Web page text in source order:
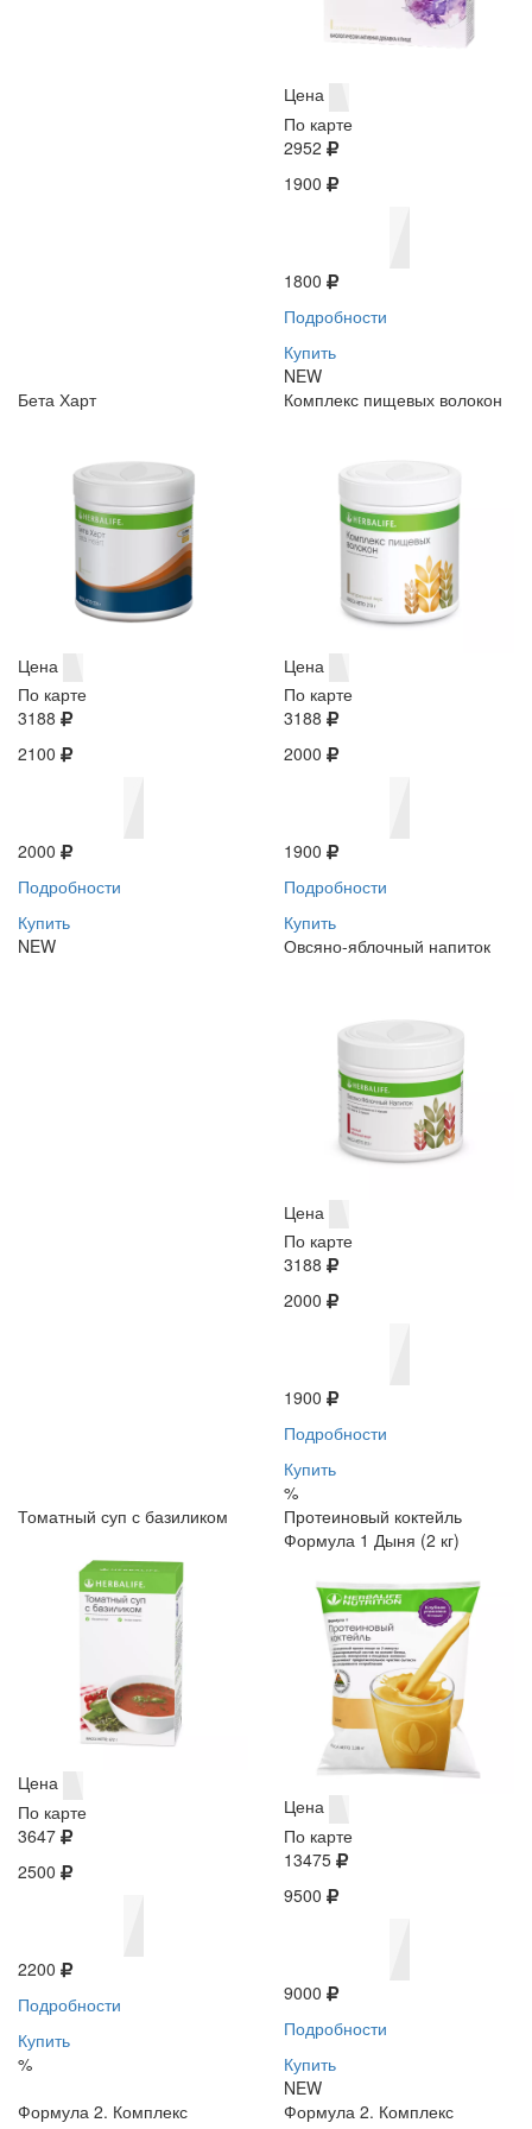
Цена
По карте
2952
1900
1800
Подробности
Купить
NEW
Бета Харт
Цена
По карте
3188
2100
2000
Подробности
Купить
NEW
Комплекс пищевых волокон
Цена
По карте
3188
2000
1900
Подробности
Купить
Овсяно-яблочный напиток
Цена
По карте
3188
2000
1900
Подробности
Купить
%
Томатный суп с базиликом
Цена
По карте
3647
2500
2200
Подробности
Купить
%
Протеиновый коктейль
Формула 1 Дыня (2 кг)
Цена
По карте
13475
9500
9000
Подробности
Купить
NEW
Формула 2. Комплекс
Формула 2. Комплекс